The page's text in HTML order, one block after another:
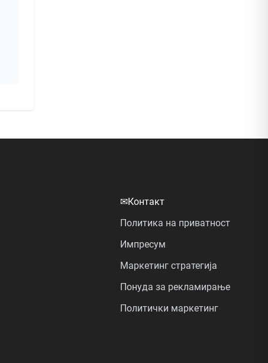
✉Контакт
Политика на приватност
Импресум
Маркетинг стратегија
Понуда за рекламирање
Политички маркетинг